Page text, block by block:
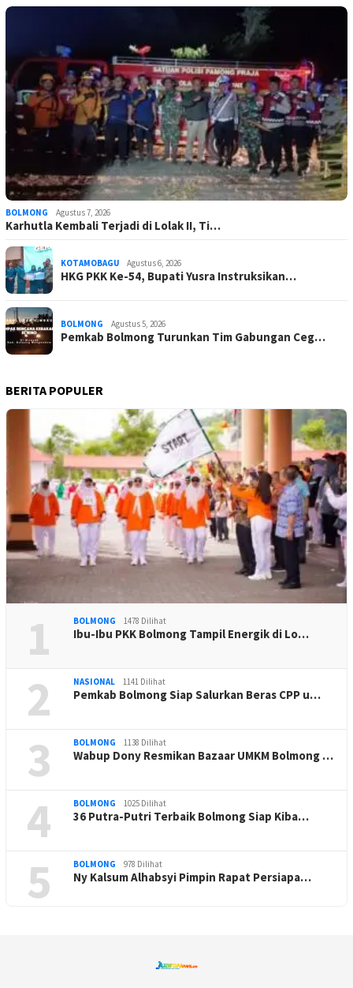
BOLMONG Agustus 7, 2026
Karhutla Kembali Terjadi di Lolak II, Ti…
KOTAMOBAGU Agustus 6, 2026
HKG PKK Ke-54, Bupati Yusra Instruksikan…
BOLMONG Agustus 5, 2026
Pemkab Bolmong Turunkan Tim Gabungan Ceg…
BERITA POPULER
1 BOLMONG 1478 Dilihat
Ibu-Ibu PKK Bolmong Tampil Energik di Lo…
2 NASIONAL 1141 Dilihat
Pemkab Bolmong Siap Salurkan Beras CPP u…
3 BOLMONG 1138 Dilihat
Wabup Dony Resmikan Bazaar UMKM Bolmong …
4 BOLMONG 1025 Dilihat
36 Putra-Putri Terbaik Bolmong Siap Kiba…
5 BOLMONG 978 Dilihat
Ny Kalsum Alhabsyi Pimpin Rapat Persiapa…